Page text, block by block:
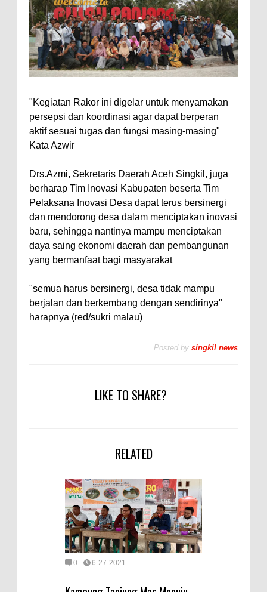
"Kegiatan Rakor ini digelar untuk menyamakan
persepsi dan koordinasi agar dapat berperan
aktif sesuai tugas dan fungsi masing-masing"
Kata Azwir
Drs.Azmi, Sekretaris Daerah Aceh Singkil, juga
berharap Tim Inovasi Kabupaten beserta Tim
Pelaksana Inovasi Desa dapat terus bersinergi
dan mendorong desa dalam menciptakan inovasi
baru, sehingga nantinya mampu menciptakan
daya saing ekonomi daerah dan pembangunan
yang bermanfaat bagi masyarakat
"semua harus bersinergi, desa tidak mampu
berjalan dan berkembang dengan sendirinya"
harapnya (red/sukri malau)
Posted by singkil news
LIKE TO SHARE?
RELATED
0 6-27-2021